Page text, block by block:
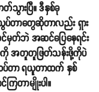
သွားပြီ။ ဒီနှစ်ခု
တာတွေဆိုတာလည်း ရှား
င်မှတ်ဘဲ အဆင်ပြေနေရင်း
အတူတူဖြတ်သန်းဖို့ကိုပဲ
ဆပ်တာ ရယူတာထက် နှစ်
တာမျိုးပါ။